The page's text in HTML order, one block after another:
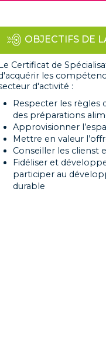
OBJECTIFS DE
Certificat de
les
d'activité :
Respecter les règles
des préparations
Approvisionner
Mettre en valeur
Conseiller les clienst
Fidéliser et
participer au
durable